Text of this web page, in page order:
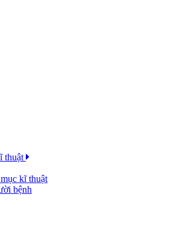
thuật
kĩ thuật
bệnh